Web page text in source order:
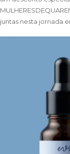
juntas nesta jornada